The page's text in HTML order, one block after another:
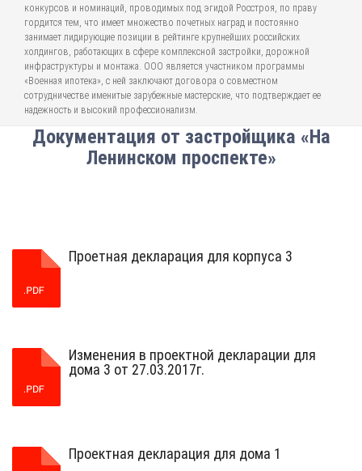
конкурсов и номинаций, проводимых под эгидой Росстроя, по праву
гордится тем, что имеет множество почетных наград и постоянно
занимает лидирующие позиции в рейтинге крупнейших российских
холдингов, работающих в сфере комплексной застройки, дорожной
инфраструктуры и монтажа. ООО является участником программы
«Военная ипотека», с ней заключают договора о совместном
сотрудничестве именитые зарубежные мастерские, что подтверждает ее
надежность и высокий профессионализм.
Документация от застройщика «На
Ленинском проспекте»
Проетная декларация для корпуса 3
Изменения в проектной декларации для
дома 3 от 27.03.2017г.
Проектная декларация для дома 1